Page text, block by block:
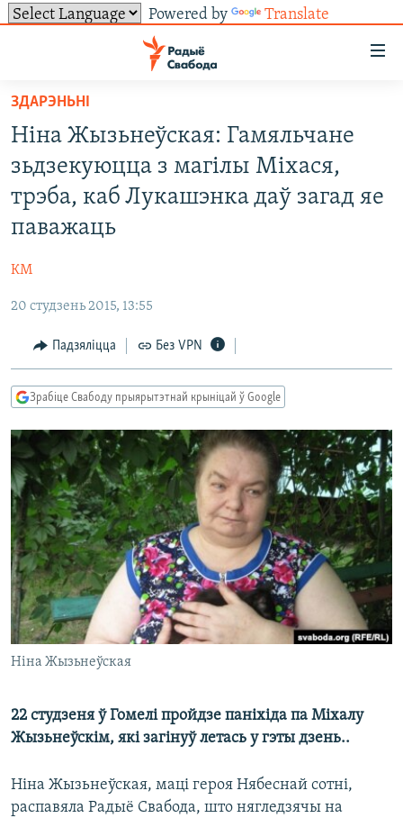
Powered by Translate
ўнівэрсальнага
доступу
Перайсьці
да
галоўнага
зьместу
Перайсьці
да
галоўнай
Перайсьці
пошуку
ВІДЭА І ФОТА
ВАЙНА
БЕЛАРУСЫ НА ВАЙНЕ
КУЛЬТУРА
КАЛЯНДАР
ТОЛЬКІ НА СВАБОДЗЕ
ТЭСТЫ
КНІГІ
АЎДЫЁКНІГІ
МОВА
НА ХВАЛЯХ СВАБОДЫ
СУВЯЗЬ
FACEBOOK
TWITTER
САЧЫЦЕ ЗА АБНАЎЛЕНЬНЯМІ
Усе сайты РС/РСЭ
ЗДАРЭНЬНІ
Ніна Жызьнеўская: Гамяльчане
зьдзекуюцца з магілы Міхася,
трэба, каб Лукашэнка даў загад яе
паважаць
КМ
20 студзень 2015, 13:55
Падзяліцца Без VPN
Зрабіце Свабоду прыярытэтнай крыніцай ў Google
Ніна Жызьнеўская
22 студзеня ў Гомелі пройдзе паніхіда па Міхалу
Жызьнеўскім, які загінуў летась у гэты дзень..
Ніна Жызьнеўская, маці героя Нябеснай сотні,
распавяла Радыё Свабода, што нягледзячы на